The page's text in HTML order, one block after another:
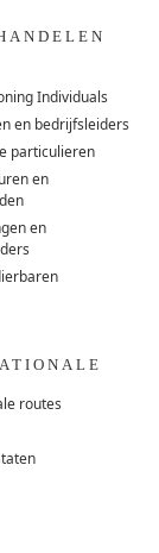
Individuals
en bedrijfsleiders
particulieren
en
en
routes